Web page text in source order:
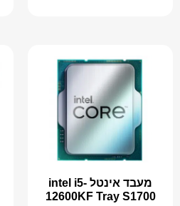
מעבד אינטל intel i5-
12600KF Tray S1700